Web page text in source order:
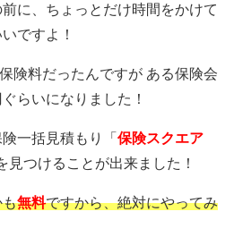
に、ちょっとだけ時間をかけて
ですよ！
険料だったんですが ある保険会
らいになりました！
一括見積もり「 保険スクエア
見つけることが出来ました！
も無料ですから、絶対にやってみ